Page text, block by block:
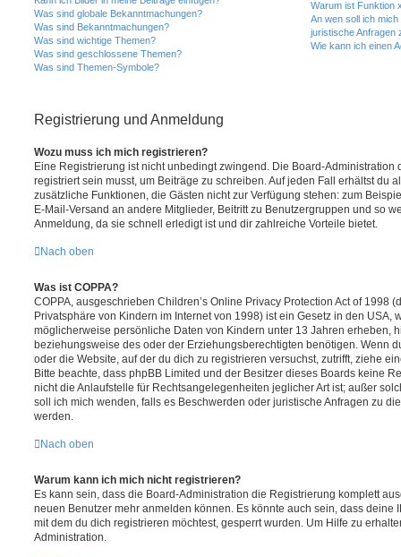
Was sind globale Bekanntmachungen?
Was sind Bekanntmachungen?
Was sind wichtige Themen?
Was sind geschlossene Themen?
Was sind Themen-Symbole?
Warum ist Funktion
An wen soll ich
juristische Anfragen
Wie kann ich einen
Registrierung und Anmeldung
Wozu muss ich mich registrieren?
Eine Registrierung ist nicht unbedingt zwingend. Die Board-Administration
registriert sein musst, um Beiträge zu schreiben. Auf jeden Fall erhältst du
zusätzliche Funktionen, die Gästen nicht zur Verfügung stehen: zum
E-Mail-Versand an andere Mitglieder, Beitritt zu Benutzergruppen und so
Anmeldung, da sie schnell erledigt ist und dir zahlreiche Vorteile bietet.
Nach oben
Was ist COPPA?
COPPA, ausgeschrieben Children’s Online Privacy Protection Act of 1998
Privatsphäre von Kindern im Internet von 1998) ist ein Gesetz in den USA,
möglicherweise persönliche Daten von Kindern unter 13 Jahren erheben,
beziehungsweise des oder der Erziehungsberechtigten benötigen. Wenn
oder die Website, auf der du dich zu registrieren versuchst, zutrifft, ziehe
Bitte beachte, dass phpBB Limited und der Besitzer dieses Boards keine
nicht die Anlaufstelle für Rechtsangelegenheiten jeglicher Art ist; außer
soll ich mich wenden, falls es Beschwerden oder juristische Anfragen zu
werden.
Nach oben
Warum kann ich mich nicht registrieren?
Es kann sein, dass die Board-Administration die Registrierung komplett
neuen Benutzer mehr anmelden können. Es könnte auch sein, dass deine
mit dem du dich registrieren möchtest, gesperrt wurden. Um Hilfe zu
Administration.